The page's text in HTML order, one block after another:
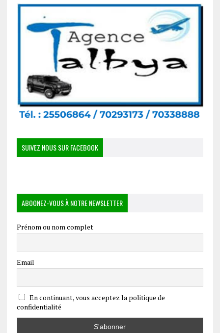
SUIVEZ NOUS SUR FACEBOOK
ABOONEZ-VOUS À NOTRE NEWSLETTER
Prénom ou nom complet
Email
En continuant, vous acceptez la politique de
confidentialité